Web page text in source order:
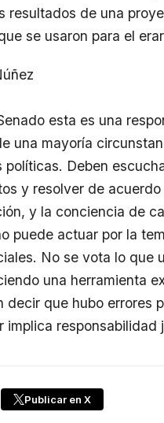
resultados de una
se usaron para el
esta es una
una mayoría
políticas. Deben
y resolver de
y la conciencia de
puede actuar por la
No se vota lo que
una herramienta
decir que hubo errores
implica responsabilidad
Publicar en X